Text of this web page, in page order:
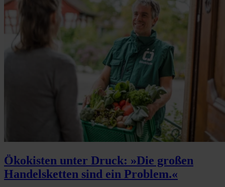
Ökokisten unter Druck: »Die großen
Handelsketten sind ein Problem.«